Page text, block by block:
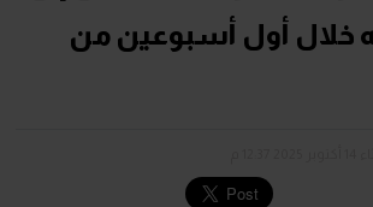
خلال أول أسبوعين من